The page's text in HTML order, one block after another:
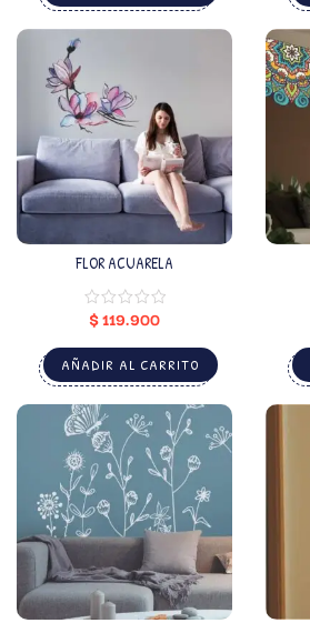
FLOR ACUARELA
$119.900
AÑADIR AL CARRITO